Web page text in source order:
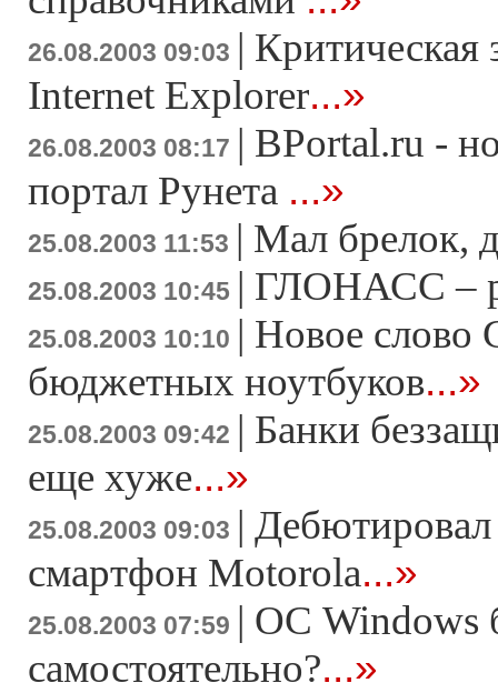
26.08.2003 09:03 | Критическая
Internet Explorer...»
26.08.2003 08:17 | BPortal.ru -
портал Рунета ...»
25.08.2003 11:53 | Мал брелок,
25.08.2003 10:45 | ГЛОНАСС –
25.08.2003 10:10 | Новое слово
бюджетных ноутбуков...»
25.08.2003 09:42 | Банки
еще хуже...»
25.08.2003 09:03 |
смартфон Motorola...»
25.08.2003 07:59 | ОС Windows
самостоятельно?...»